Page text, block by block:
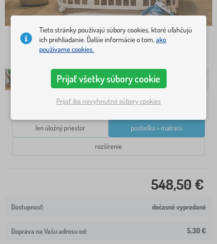
len úložný priestor postieľka + matracu
rozšírenie
548,50 €
dočasné vypredané
Doprava na Vašu adresu od: 5,30 €
Tieto stránky používajú súbory cookies, ktoré uľahčujú
ich prehliadanie. Ďalšie informácie o tom,ako
používame cookies.
Prijať všetky súbory cookie
Prijať iba nevyhnutné súbory cookies